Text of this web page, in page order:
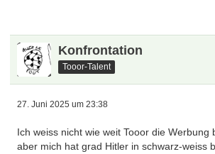
Konfrontation
Tooor-Talent
27. Juni 2025 um 23:38
Ich weiss nicht wie weit Tooor die Werbung
aber mich hat grad Hitler in schwarz-weiss